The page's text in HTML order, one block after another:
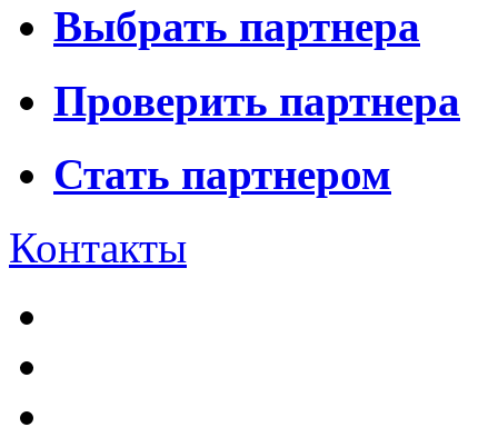
Выбрать партнера
Проверить партнера
Стать партнером
Контакты